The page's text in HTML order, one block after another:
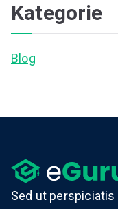
Kategorie
Blog
Sed ut